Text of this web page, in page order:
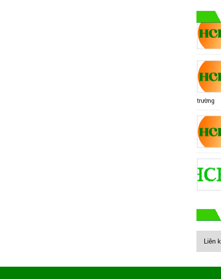
trường